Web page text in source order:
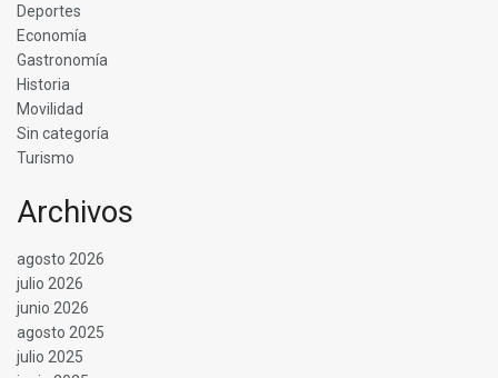
Deportes
Economía
Gastronomía
Historia
Movilidad
Sin categoría
Turismo
Archivos
agosto 2026
julio 2026
junio 2026
agosto 2025
julio 2025